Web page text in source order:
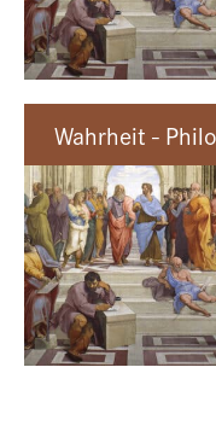
Wahrheit -